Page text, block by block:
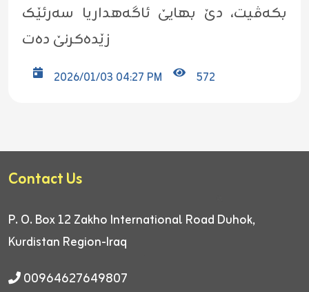
بکەڤیت، دێ بهایێ ئاگەهداریا سەرئێک
زێدەکرنێ دەت
2026/01/03 04:27 PM 572
Contact Us
P. O. Box 12 Zakho International Road Duhok,
Kurdistan Region-Iraq
00964627649807